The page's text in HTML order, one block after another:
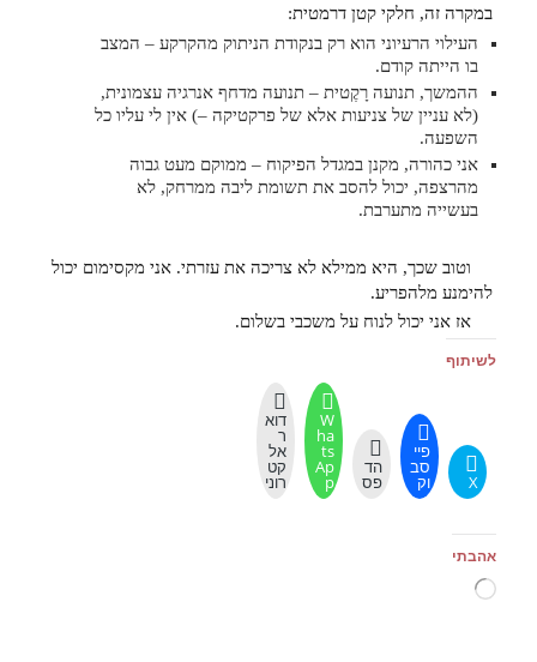
במקרה זה, חלקי קטן דרמטית:
העילוי הרעיוני הוא רק בנקודת הניתוק מהקרקע – המצב
בו הייתה קודם.
ההמשך, תנועה רָקֶטית – תנועה מדחף אנרגיה עצמונית,
(לא עניין של צניעות אלא של פרקטיקה –) אין לי עליו כל
השפעה.
אני כהורה, מקנן במגדל הפיקוח – ממוקם מעט גבוה
מהרצפה, יכול להסב את תשומת ליבה ממרחק, לא
בעשייה מתערבת.
וטוב שכך, היא ממילא לא צריכה את עזרתי. אני מקסימום יכול
להימנע מלהפריע.
אז אני יכול לנוח על משכבי בשלום.
לשיתוף
X
פיי
סב
וק
הד
פס
W
ha
ts
Ap
p
דוא
ר
אל
קט
רוני
אהבתי
טוען...